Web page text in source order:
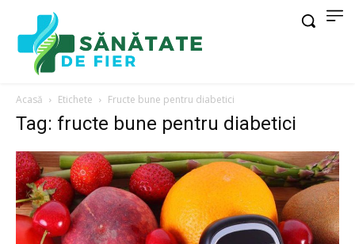
Acasă Etichete Fructe bune pentru diabetici
Tag: fructe bune pentru diabetici